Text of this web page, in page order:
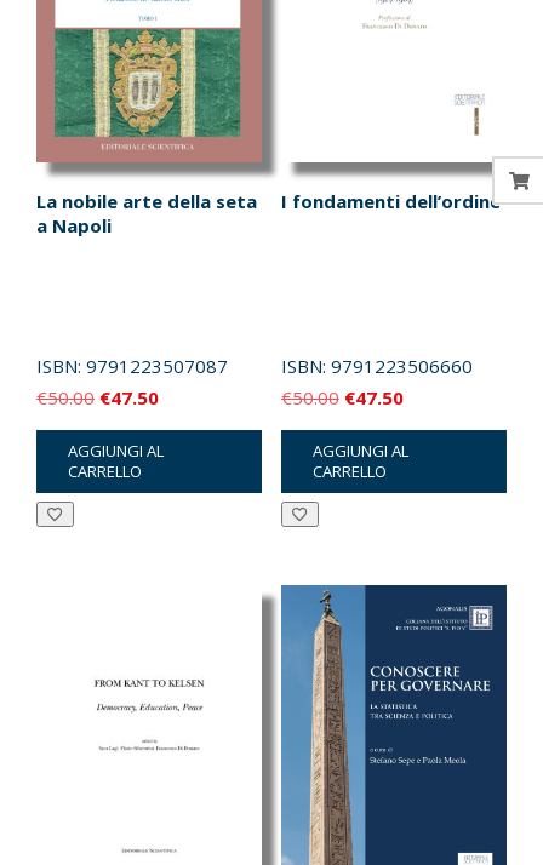
La nobile arte della seta
a Napoli
ISBN: 9791223507087
€50.00 Il
prezzo
originale
era:
€47.50Il
prezzo
attuale
è:
AGGIUNGI AL
CARRELLO
I fondamenti dell’ordine
ISBN: 9791223506660
€50.00 Il
prezzo
originale
era:
€47.50Il
prezzo
attuale
è:
AGGIUNGI AL
CARRELLO